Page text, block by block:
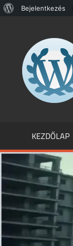
WordPress,
Bejelentkezés
content
KEZDŐLAP